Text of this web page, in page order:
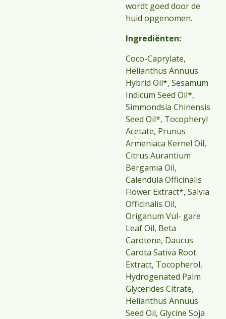
wordt goed door de
huid opgenomen.
Ingrediënten:
Coco-Caprylate,
Helianthus Annuus
Hybrid Oil*, Sesamum
Indicum Seed Oil*,
Simmondsia Chinensis
Seed Oil*, Tocopheryl
Acetate, Prunus
Armeniaca Kernel Oil,
Citrus Aurantium
Bergamia Oil,
Calendula Officinalis
Flower Extract*, Salvia
Officinalis Oil,
Origanum Vul- gare
Leaf Oil, Beta
Carotene, Daucus
Carota Sativa Root
Extract, Tocopherol,
Hydrogenated Palm
Glycerides Citrate,
Helianthus Annuus
Seed Oil, Glycine Soja